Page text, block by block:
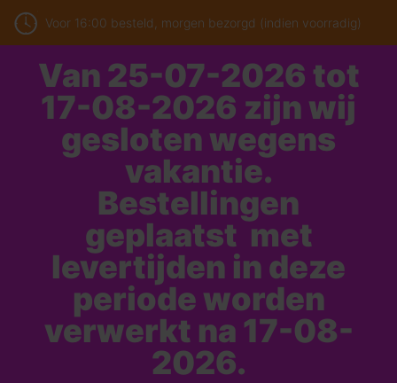
Voor 16:00 besteld, morgen bezorgd (indien voorradig)
Van 25-07-2026 tot
17-08-2026 zijn wij
gesloten wegens
vakantie.
Bestellingen
geplaatst met
levertijden in deze
periode worden
verwerkt na 17-08-
2026.